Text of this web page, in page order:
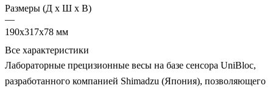
Размеры (Д х Ш х В)
—
190х317х78 мм
Все характеристики
Лабораторные прецизионные весы на базе сенсора UniBloc,
разработанного компанией Shimadzu (Япония), позволяющего